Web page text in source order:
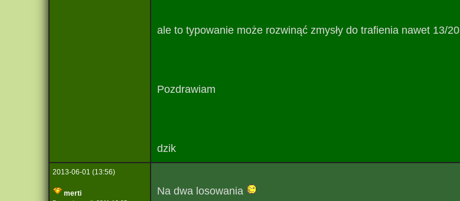
ale to typowanie może rozwinąć zmysły do trafienia nawet 13/20
Pozdrawiam
dzik
2013-06-01 (13:56)
merti Na dwa losowania